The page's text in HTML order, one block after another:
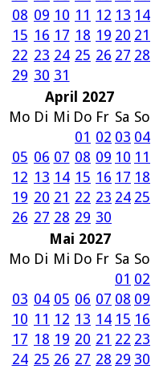
08 09 10 11 12 13 14
15 16 17 18 19 20 21
22 23 24 25 26 27 28
29 30 31
April 2027
Mo Di Mi Do Fr Sa So
01 02 03 04
05 06 07 08 09 10 11
12 13 14 15 16 17 18
19 20 21 22 23 24 25
26 27 28 29 30
Mai 2027
Mo Di Mi Do Fr Sa So
01 02
03 04 05 06 07 08 09
10 11 12 13 14 15 16
17 18 19 20 21 22 23
24 25 26 27 28 29 30